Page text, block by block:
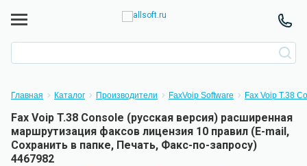
Главная Каталог Производители FaxVoip Software Fax Voip T.38
Fax Voip T.38 Console (русская версия) расширенная
маршрутизация факсов лицензия 10 правил (E-mail,
Сохранить в папке, Печать, Факс-по-запросу)
4467982